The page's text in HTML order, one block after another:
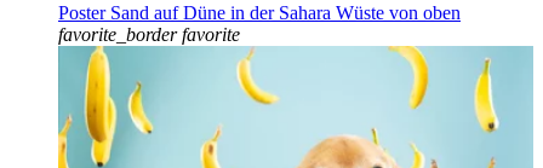
Poster Sand auf Düne in der Sahara Wüste von oben
favorite_border favorite